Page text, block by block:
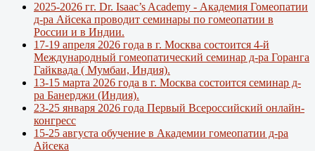
2025-2026 гг. Dr. Isaac’s Academy - Академия Гомеопатии
д-ра Айсека проводит семинары по гомеопатии в
России и в Индии.
17-19 апреля 2026 года в г. Москва состоится 4-й
Международный гомеопатический семинар д-ра Горанга
Гайквада ( Мумбаи, Индия).
13-15 марта 2026 года в г. Москва состоится семинар д-
ра Банерджи (Индия).
23-25 января 2026 года Первый Всероссийский онлайн-
конгресс
15-25 августа обучение в Академии гомеопатии д-ра
Айсека